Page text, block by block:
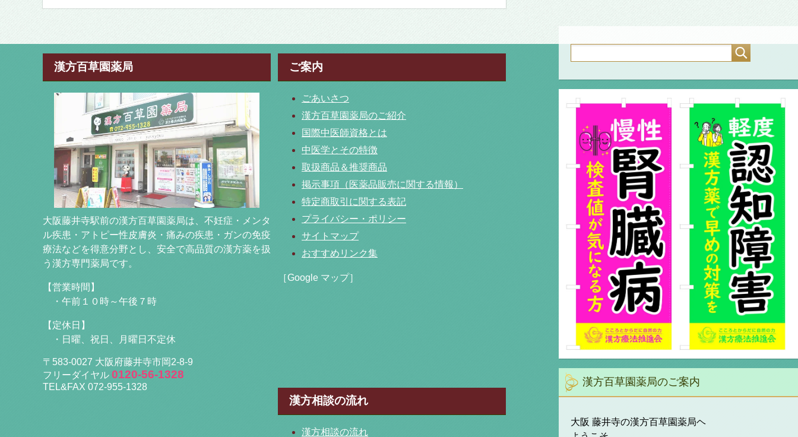
漢方百草園薬局のご案内
大阪 藤井寺の漢方百草園薬局ヘ
漢方百草園薬局
大阪藤井寺駅前の漢方百草園薬局は、不妊症・メンタ
ル疾患・アトピー性皮膚炎・痛みの疾患・ガンの免疫
療法などを得意分野とし、安全で高品質の漢方薬を扱
う漢方専門薬局です。
【営業時間】
・午前１０時～午後７時
【定休日】
・日曜、祝日、月曜日不定休
〒583-0027 大阪府藤井寺市岡2-8-9
フリーダイヤル 0120-56-1328
TEL&FAX 072-955-1328
ご案内
ごあいさつ
漢方百草園薬局のご紹介
国際中医師資格とは
中医学とその特徴
取扱商品＆推奨商品
掲示事項（医薬品販売に関する情報）
特定商取引に関する表記
プライバシー・ポリシー
サイトマップ
おすすめリンク集
［Google マップ］
漢方相談の流れ
漢方相談の流れ